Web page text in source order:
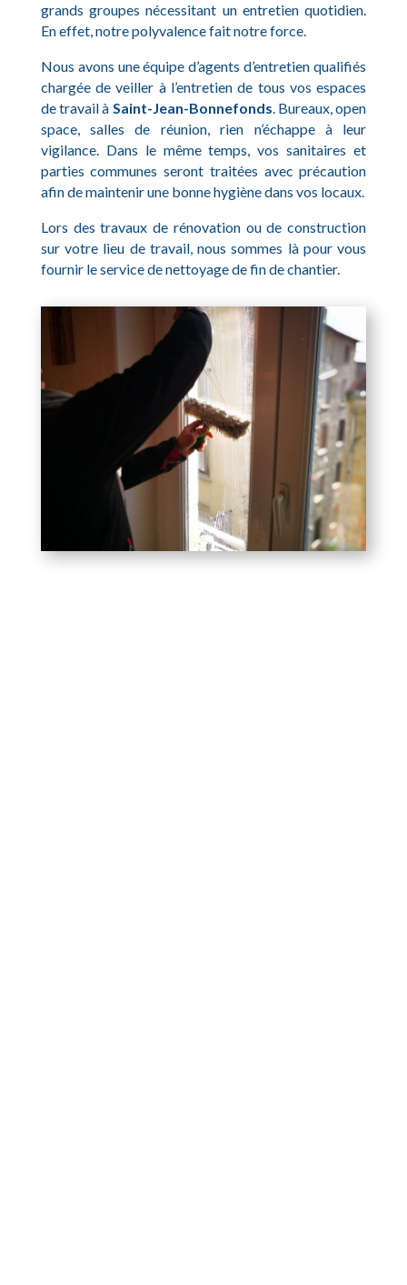
grands groupes nécessitant un entretien quotidien.
En effet, notre polyvalence fait notre force.
Nous avons une équipe d’agents d’entretien qualifiés
chargée de veiller à l’entretien de tous vos espaces
de travail à Saint-Jean-Bonnefonds. Bureaux, open
space, salles de réunion, rien n’échappe à leur
vigilance. Dans le même temps, vos sanitaires et
parties communes seront traitées avec précaution
afin de maintenir une bonne hygiène dans vos locaux.
Lors des travaux de rénovation ou de construction
sur votre lieu de travail, nous sommes là pour vous
fournir le service de nettoyage de fin de chantier.